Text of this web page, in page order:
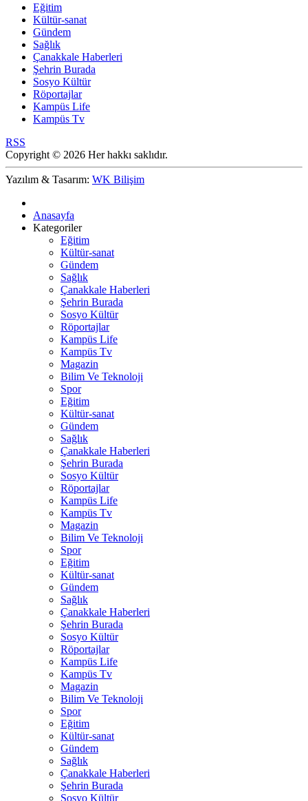
Eğitim
Kültür-sanat
Gündem
Sağlık
Çanakkale Haberleri
Şehrin Burada
Sosyo Kültür
Röportajlar
Kampüs Life
Kampüs Tv
RSS
Copyright © 2026 Her hakkı saklıdır.
Yazılım & Tasarım: WK Bilişim
Anasayfa
Kategoriler
Eğitim
Kültür-sanat
Gündem
Sağlık
Çanakkale Haberleri
Şehrin Burada
Sosyo Kültür
Röportajlar
Kampüs Life
Kampüs Tv
Magazin
Bilim Ve Teknoloji
Spor
Eğitim
Kültür-sanat
Gündem
Sağlık
Çanakkale Haberleri
Şehrin Burada
Sosyo Kültür
Röportajlar
Kampüs Life
Kampüs Tv
Magazin
Bilim Ve Teknoloji
Spor
Eğitim
Kültür-sanat
Gündem
Sağlık
Çanakkale Haberleri
Şehrin Burada
Sosyo Kültür
Röportajlar
Kampüs Life
Kampüs Tv
Magazin
Bilim Ve Teknoloji
Spor
Eğitim
Kültür-sanat
Gündem
Sağlık
Çanakkale Haberleri
Şehrin Burada
Sosyo Kültür